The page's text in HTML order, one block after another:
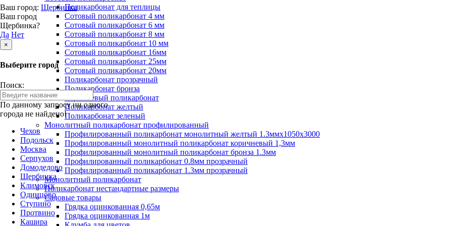
Ваш город: Щербинка
Ваш город
Щербинка?
Да Нет
×
Выберите город
Поиск:
По данному запросу ни одного
города не найдено!
Чехов
Подольск
Москва
Серпухов
Домодедово
Щербинка
Климовск
Одинцово
Ступино
Протвино
Кашира
Поликарбонат для теплицы
Сотовый поликарбонат 4 мм
Сотовый поликарбонат 6 мм
Сотовый поликарбонат 8 мм
Сотовый поликарбонат 10 мм
Сотовый поликарбонат 16мм
Сотовый поликарбонат 25мм
Сотовый поликарбонат 20мм
Поликарбонат прозрачный
Поликарбонат бронза
Коричневый поликарбонат
Поликарбонат желтый
Поликарбонат зеленый
Монолитный поликарбонат профилированный
Профилированный поликарбонат монолитный желтый 1.3ммх1050х3000
Профилированный монолитный поликарбонат коричневый 1,3мм
Профилированный монолитный поликарбонат бронза 1.3мм
Профилированный поликарбонат 0.8мм прозрачный
Профилированный поликарбонат 1.3мм прозрачный
Монолитный поликарбонат
Поликарбонат нестандартные размеры
Садовые товары
Грядка оцинкованная 0,65м
Грядка оцинкованная 1м